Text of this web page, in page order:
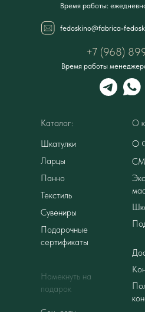
+7 (968)
Время работы:
Время работы
Каталог:
Шкатулки
Ларцы
Панно
Текстиль
Сувениры
Подарочные
сертификаты
Намекнуть на
подарок
О
О
fedoskino@fabrica-